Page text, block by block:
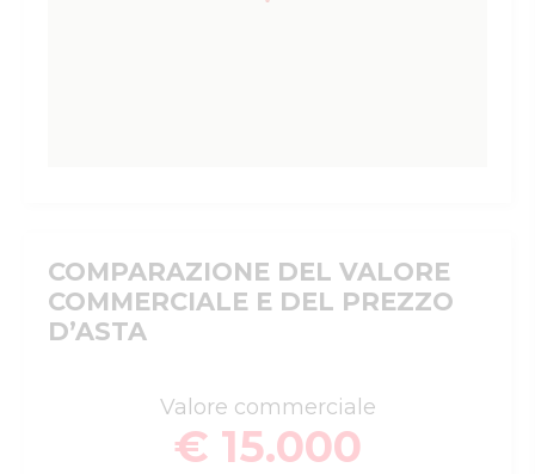
COMPARAZIONE DEL VALORE
COMMERCIALE E DEL PREZZO
D’ASTA
Valore commerciale
€ 15.000